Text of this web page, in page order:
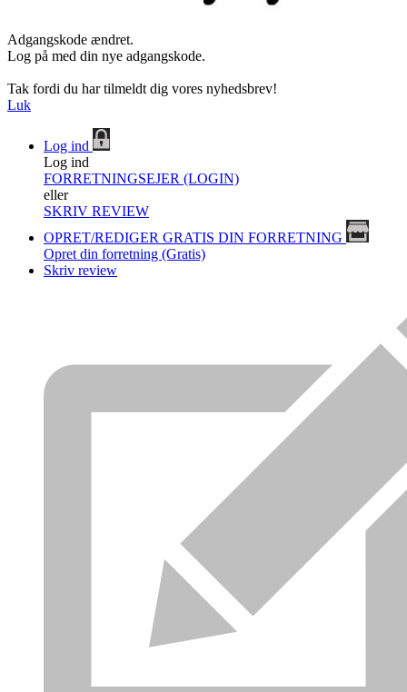
Adgangskode ændret.
Log på med din nye adgangskode.
Tak fordi du har tilmeldt dig vores nyhedsbrev!
Luk
Log ind
Log ind
FORRETNINGSEJER (LOGIN)
eller
SKRIV REVIEW
OPRET/REDIGER GRATIS DIN FORRETNING
Opret din forretning (Gratis)
Skriv review